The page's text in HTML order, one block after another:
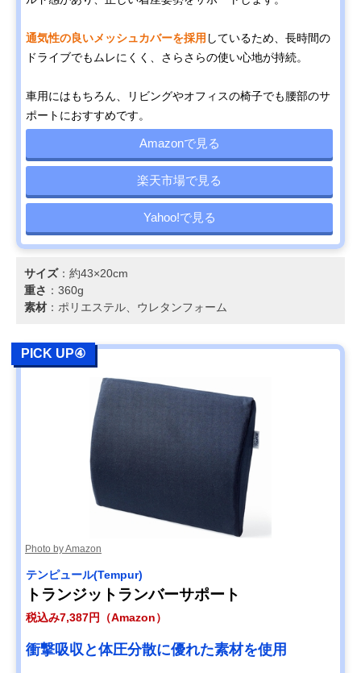
通気性の良いメッシュカバーを採用 しているため、長時間の
ドライブでもムレにくく、さらさらの使い心地が持続。
車用にはもちろん、リビングやオフィスの椅子でも腰部のサ
ポートにおすすめです。
Amazonで見る
楽天市場で見る
Yahoo!で見る
サイズ：約43×20cm
重さ ：360g
素材 ：ポリエステル、ウレタンフォーム
PICK UP④
Photo by Amazon
テンピュール(Tempur)
トランジットランバーサポート
税込み7,387円（Amazon）
衝撃吸収と体圧分散に優れた素材を使用